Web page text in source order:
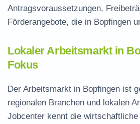
Antragsvoraussetzungen,
Förderangebote, die in Bopfingen
Lokaler Arbeitsmarkt in
Fokus
Der Arbeitsmarkt in Bopfingen ist
regionalen Branchen und lokalen
Jobcenter kennt die